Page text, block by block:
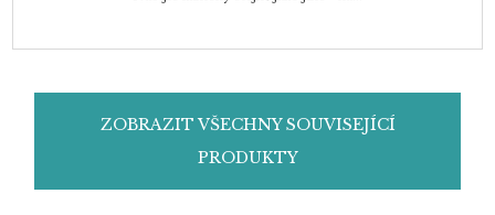
ZOBRAZIT VŠECHNY SOUVISEJÍCÍ
PRODUKTY